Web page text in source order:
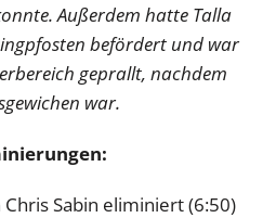
Außerdem hatte Talla
befördert und war
geprallt, nachdem
war.
Sabin eliminiert (6:50)